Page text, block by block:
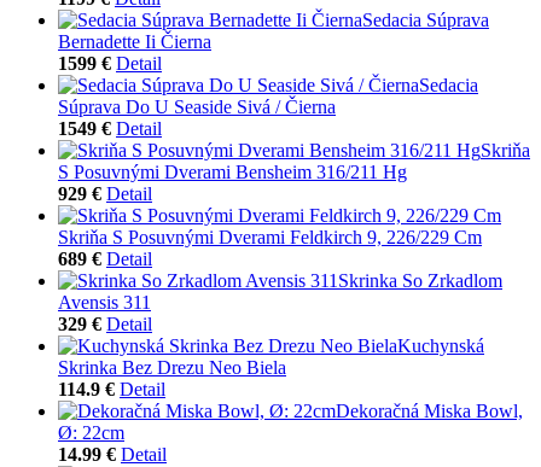
Sedacia Súprava
Bernadette Ii Čierna
1599 € Detail
Sedacia
Súprava Do U Seaside Sivá / Čierna
1549 € Detail
Skriňa
S Posuvnými Dverami Bensheim 316/211 Hg
929 € Detail
Skriňa S Posuvnými Dverami Feldkirch 9, 226/229 Cm
689 € Detail
Skrinka So Zrkadlom
Avensis 311
329 € Detail
Kuchynská
Skrinka Bez Drezu Neo Biela
114.9 € Detail
Dekoračná Miska Bowl,
Ø: 22cm
14.99 € Detail